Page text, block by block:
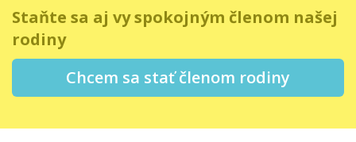
Staňte sa aj vy spokojným členom našej
rodiny
Chcem sa stať členom rodiny